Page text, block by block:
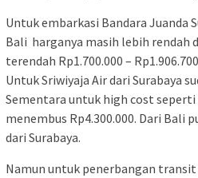
Untuk embarkasi Bandara Juanda
Bali harganya masih lebih rendah
terendah Rp1.700.000 –
Untuk Sriwiyaja Air dari Surabaya
Sementara untuk high cost seperti
menembus Rp4.300.000. Dari Bali
dari Surabaya.
Namun untuk penerbangan